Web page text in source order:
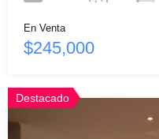
En Venta
$245,000
Destacado